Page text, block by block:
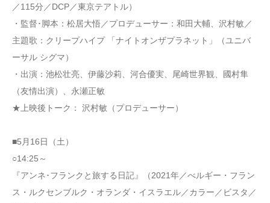
／115分／DCP／東京テアトル）
・監督･脚本：松居大悟／プロデューサー：和田大輔、沢村敏／
主題歌：クリープハイプ 「ナイトオンザプラネット」（ユニバ
ーサル シグマ）
・出演：池松壮亮、伊藤沙莉、河合優実、尾崎世界観、國村隼
（友情出演）、永瀬正敏
★上映後トーク： 沢村敏（プロデューサー）
■5月16日（土）
○14:25～
『アンネ･フランクと旅する日記』（2021年／べルギー・フラン
ス・ルクセンブルク・オランダ・イスラエル／カラー／ビスタ／